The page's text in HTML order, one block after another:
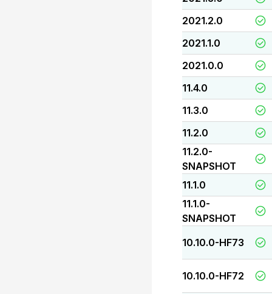
2021.2.0
2021.1.0
2021.0.0
11.4.0
11.3.0
11.2.0
11.2.0-
SNAPSHOT
11.1.0
11.1.0-
SNAPSHOT
10.10.0-HF73
10.10.0-HF72